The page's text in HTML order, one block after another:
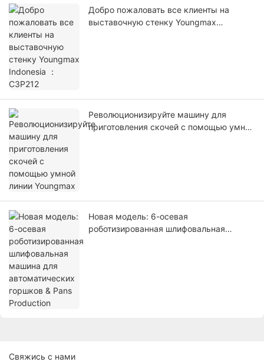
Добро пожаловать все клиенты на
выставочную стенку Youngmax
Революционизируйте машину для
приготовления скочей с помощью умной
Новая модель: 6-осевая
роботизированная шлифовальная
Свяжись с нами